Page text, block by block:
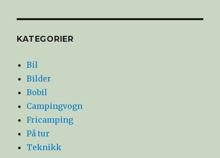
KATEGORIER
Bil
Bilder
Bobil
Campingvogn
Fricamping
På tur
Teknikk